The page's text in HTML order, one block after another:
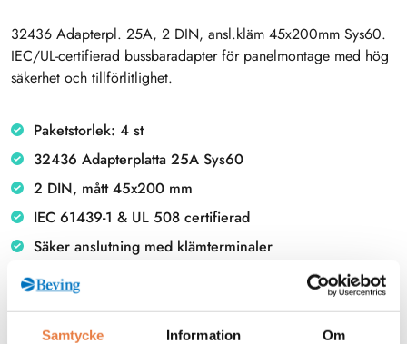
Samtycke Information Om
32436 Adapterpl. 25A, 2 DIN, ansl.kläm 45x200mm Sys60.
IEC/UL-certifierad bussbaradapter för panelmontage med hög
säkerhet och tillförlitlighet.
Paketstorlek: 4 st
32436 Adapterplatta 25A Sys60
2 DIN, mått 45x200 mm
IEC 61439-1 & UL 508 certifierad
Säker anslutning med klämterminaler
Beskrivning